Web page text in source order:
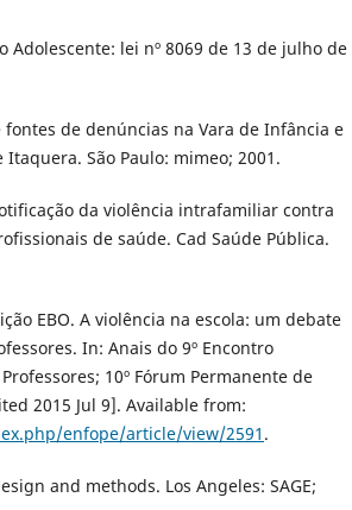
Adolescente: lei nº 8069 de 13 de julho de
de denúncias na Vara de Infância e
São Paulo: mimeo; 2001.
da violência intrafamiliar contra
de saúde. Cad Saúde Pública.
EBO. A violência na escola: um debate
In: Anais do 9º Encontro
10º Fórum Permanente de
2015 Jul 9]. Available from:
enfope/article/view/2591 .
and methods. Los Angeles: SAGE;